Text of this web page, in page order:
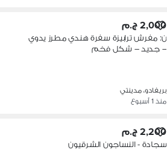
2,000 ج.م
ن: مفرش ترابيزة سفرة هندي مطرز يدوي
– جديد – شكل فخم
بريفادو، مدينتي
منذ 1 أسبوع
2,200 ج.م
سجادة - النساجون الشرقيون